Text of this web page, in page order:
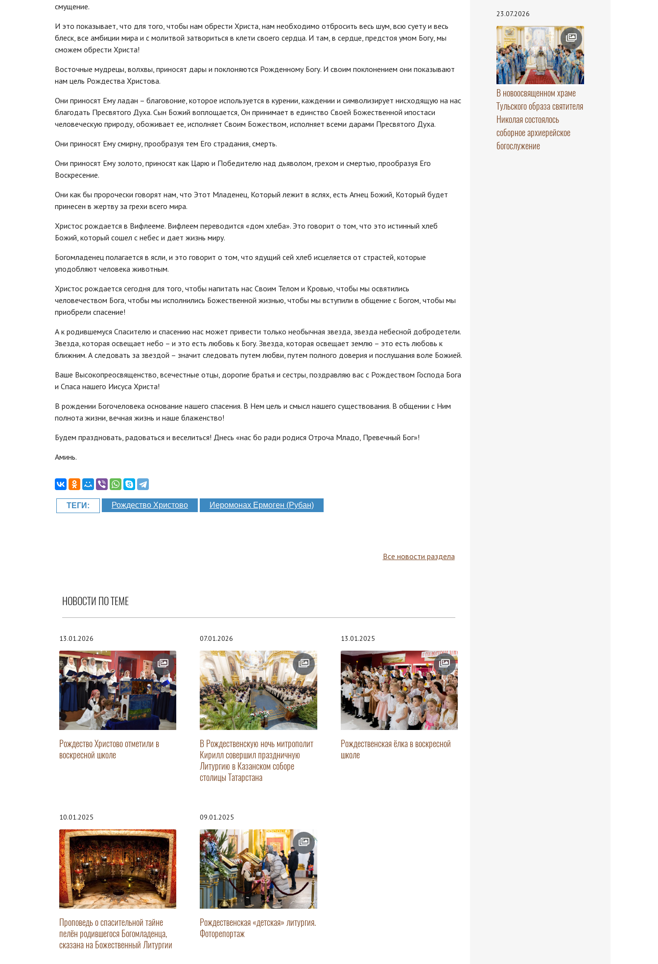
смущение.
И это показывает, что для того, чтобы нам обрести Христа, нам необходимо отбросить весь шум, всю суету и весь
блеск, все амбиции мира и с молитвой затвориться в клети своего сердца. И там, в сердце, предстоя умом Богу, мы
сможем обрести Христа!
Восточные мудрецы, волхвы, приносят дары и поклоняются Рожденному Богу. И своим поклонением они показывают
нам цель Рождества Христова.
Они приносят Ему ладан – благовоние, которое используется в курении, каждении и символизирует нисходящую на нас
благодать Пресвятого Духа. Сын Божий воплощается, Он принимает в единство Своей Божественной ипостаси
человеческую природу, обоживает ее, исполняет Своим Божеством, исполняет всеми дарами Пресвятого Духа.
Они приносят Ему смирну, прообразуя тем Его страдания, смерть.
Они приносят Ему золото, приносят как Царю и Победителю над дьяволом, грехом и смертью, прообразуя Его
Воскресение.
Они как бы пророчески говорят нам, что Этот Младенец, Который лежит в яслях, есть Агнец Божий, Который будет
принесен в жертву за грехи всего мира.
Христос рождается в Вифлееме. Вифлеем переводится «дом хлеба». Это говорит о том, что это истинный хлеб
Божий, который сошел с небес и дает жизнь миру.
Богомладенец полагается в ясли, и это говорит о том, что ядущий сей хлеб исцеляется от страстей, которые
уподобляют человека животным.
Христос рождается сегодня для того, чтобы напитать нас Своим Телом и Кровью, чтобы мы освятились
человечеством Бога, чтобы мы исполнились Божественной жизнью, чтобы мы вступили в общение с Богом, чтобы мы
приобрели спасение!
А к родившемуся Спасителю и спасению нас может привести только необычная звезда, звезда небесной добродетели.
Звезда, которая освещает небо – и это есть любовь к Богу. Звезда, которая освещает землю – это есть любовь к
ближним. А следовать за звездой – значит следовать путем любви, путем полного доверия и послушания воле Божией.
Ваше Высокопреосвященство, всечестные отцы, дорогие братья и сестры, поздравляю вас с Рождеством Господа Бога
и Спаса нашего Иисуса Христа!
В рождении Богочеловека основание нашего спасения. В Нем цель и смысл нашего существования. В общении с Ним
полнота жизни, вечная жизнь и наше блаженство!
Будем праздновать, радоваться и веселиться! Днесь «нас бо ради родися Отроча Младо, Превечный Бог»!
Аминь.
ТЕГИ: Рождество Христово Иеромонах Ермоген (Рубан)
Все новости раздела
НОВОСТИ ПО ТЕМЕ
13.01.2026
Рождество Христово отметили в
воскресной школе
07.01.2026
В Рождественскую ночь митрополит
Кирилл совершил праздничную
Литургию в Казанском соборе
столицы Татарстана
13.01.2025
Рождественская ёлка в воскресной
школе
10.01.2025
Проповедь о спасительной тайне
пелён родившегося Богомладенца,
сказана на Божественный Литургии
09.01.2025
Рождественская «детская» литургия.
Фоторепортаж
23.07.2026
В новоосвященном храме
Тульского образа святителя
Николая состоялось
соборное архиерейское
богослужение